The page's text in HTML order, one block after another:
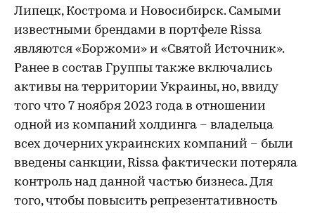
Липецк, Кострома и Новосибирск. Самыми
известными брендами в портфеле Rissa
являются «Боржоми» и «Святой Источник».
Ранее в состав Группы также включались
активы на территории Украины, но, ввиду
того что 7 ноября 2023 года в отношении
одной из компаний холдинга – владельца
всех дочерних украинских компаний – были
введены санкции, Rissa фактически потеряла
контроль над данной частью бизнеса. Для
того, чтобы повысить репрезентативность